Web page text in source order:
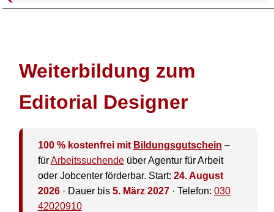
Weiterbildung zum
Editorial Designer
100 % kostenfrei mit Bildungsgutschein –
fürArbeitssuchendeüber Agentur für Arbeit
oder Jobcenter förderbar. Start: 24. August
2026· Dauer bis 5. März 2027· Telefon: 030
42020910